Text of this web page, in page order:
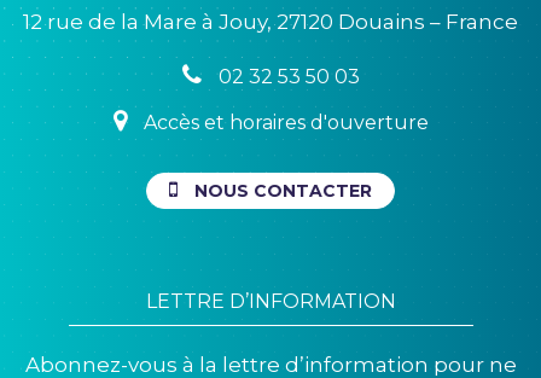
Facebook
Twitter
Instagram
Linkedin
Youtube
12 rue de la Mare à Jouy, 27120 Douains – France
02 32 53 50 03
Accès et horaires d'ouverture
NOUS CONTACTER
LETTRE D’INFORMATION
Abonnez-vous à la lettre d’information pour ne